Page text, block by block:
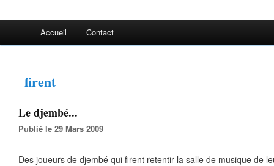
Accueil Contact
firent
Le djembé...
Publié le 29 Mars 2009
Des joueurs de djembé qui firent retentir la salle de musique de